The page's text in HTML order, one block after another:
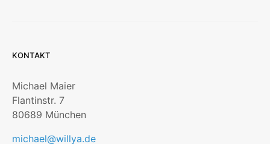
KONTAKT
Michael Maier
Flantinstr. 7
80689 München
michael@willya.de